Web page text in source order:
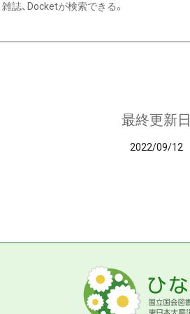
雑誌、Docketが検索できる。
最終更新日
2022/09/12